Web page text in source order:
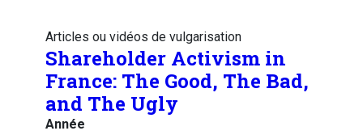
Articles ou vidéos de vulgarisation
Shareholder Activism in
France: The Good, The Bad,
and The Ugly
Année